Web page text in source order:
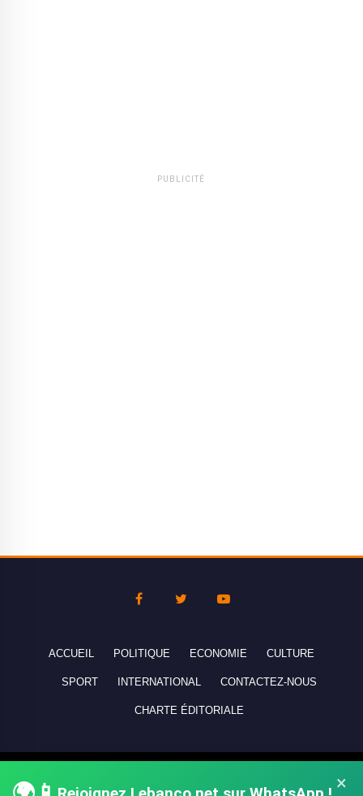
PUBLICITÉ
×
ACCUEIL POLITIQUE ECONOMIE CULTURE
SPORT INTERNATIONAL CONTACTEZ-NOUS
CHARTE ÉDITORIALE
réservés - All rights reserved.